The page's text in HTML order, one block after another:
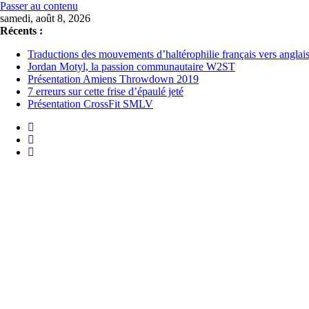
Passer au contenu
samedi, août 8, 2026
Récents :
Traductions des mouvements d’haltérophilie français vers anglais
Jordan Motyl, la passion communautaire W2ST
Présentation Amiens Throwdown 2019
7 erreurs sur cette frise d’épaulé jeté
Présentation CrossFit SMLV